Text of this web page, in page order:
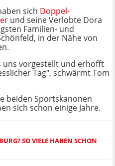
sich Doppel-
und seine Verlobte Dora
Familien- und
in der Nähe von
uns vorgestellt und erhofft
Tag", schwärmt Tom
beiden Sportskanonen
sich schon einige Jahre.
SO VIELE HABEN SCHON